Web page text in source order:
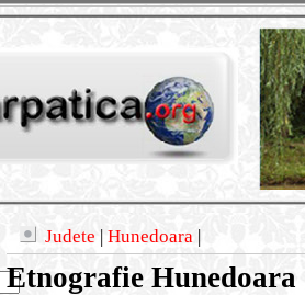
Judete | Hunedoara |
Etnografie Hunedoara